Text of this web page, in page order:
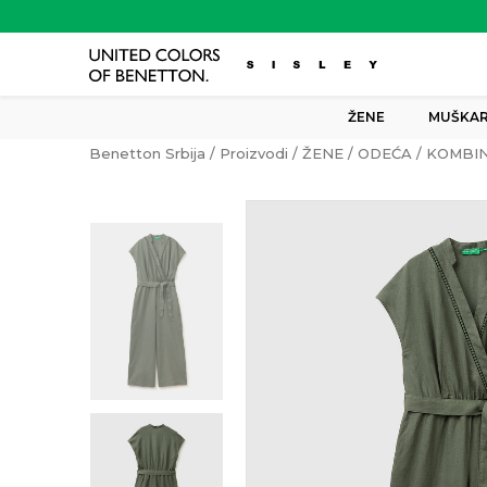
ŽENE
Benetton Srbija Proizvodi ŽENE ODEĆA